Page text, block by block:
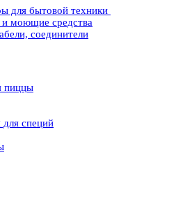
для бытовой техники
моющие средства
соединители
пиццы
специй